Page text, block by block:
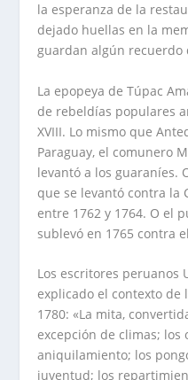
la esperanza de la
dejado huellas en la
guardan algún recuerdo
La epopeya de Túpac
de rebeldías populares
XVIII. Lo mismo que
Paraguay, el comunero
levantó a los guaraníes.
que se levantó contra la
entre 1762 y 1764. O el
sublevó en 1765 contra
Los escritores peruanos
explicado el contexto de
1780: «La mita,
excepción de climas; los
aniquilamiento; los
juventud; los